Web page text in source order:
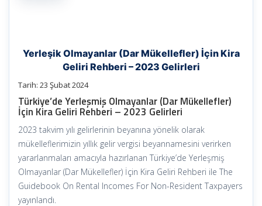
Yerleşik Olmayanlar (Dar Mükellefler) İçin Kira
Geliri Rehberi – 2023 Gelirleri
Tarih: 23 Şubat 2024
Türkiye’de Yerleşmiş Olmayanlar (Dar Mükellefler)
İçin Kira Geliri Rehberi – 2023 Gelirleri
2023 takvim yılı gelirlerinin beyanına yönelik olarak
mükelleflerimizin yıllık gelir vergisi beyannamesini verirken
yararlanmaları amacıyla hazırlanan Türkiye’de Yerleşmiş
Olmayanlar (Dar Mükellefler) İçin Kira Geliri Rehberi ile The
Guidebook On Rental Incomes For Non-Resident Taxpayers
yayınlandı.